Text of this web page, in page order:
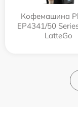
Кофемашина
EP4341/50
LatteGo